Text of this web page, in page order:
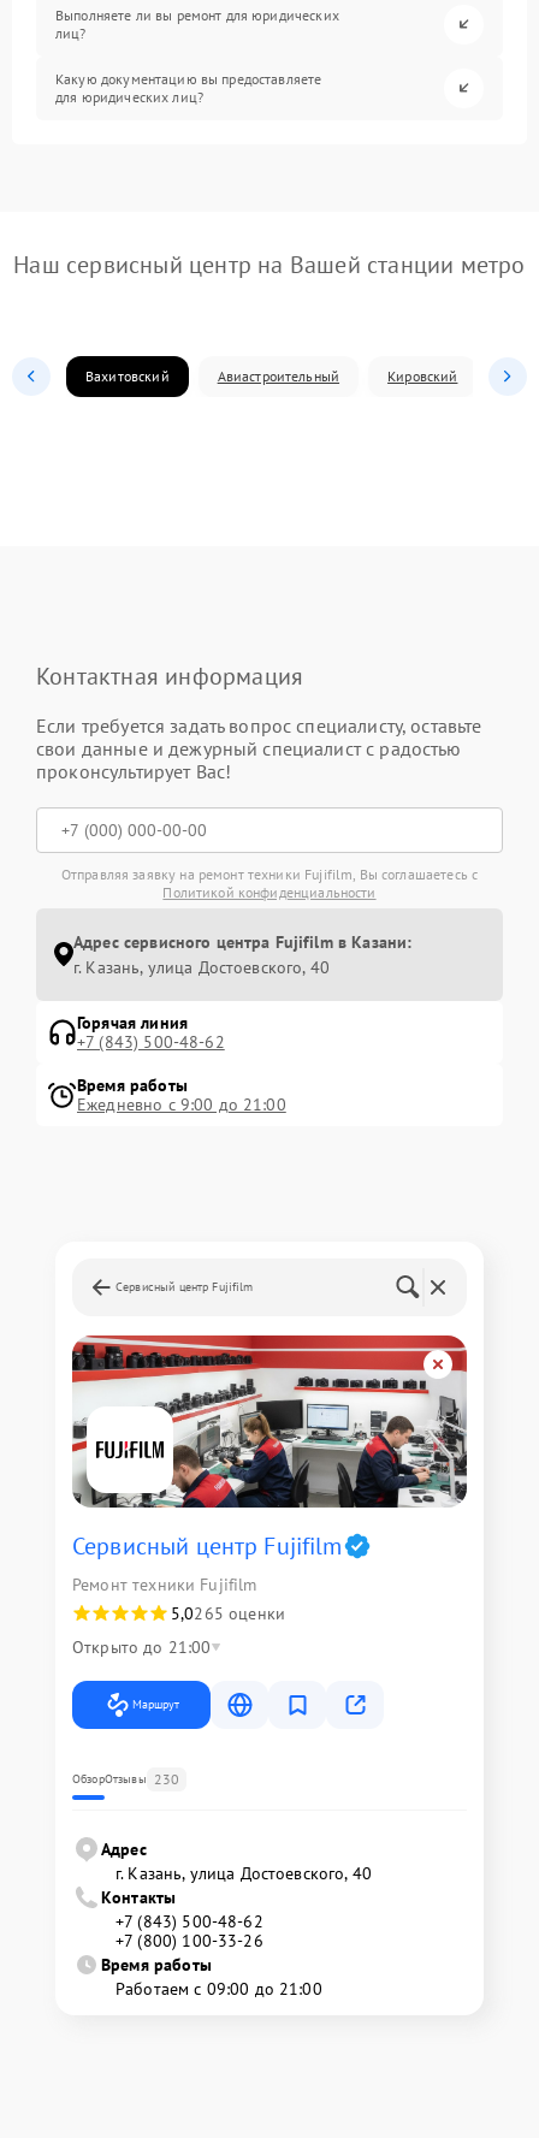
Выполняете ли вы ремонт для юридических
лиц?
Какую документацию вы предоставляете
для юридических лиц?
Наш сервисный центр на Вашей станции метро
Вахитовский Авиастроительный Кировский
Контактная информация
Если требуется задать вопрос специалисту, оставьте
свои данные и дежурный специалист с радостью
проконсультирует Вас!
Отправляя заявку на ремонт техники Fujifilm, Вы соглашаетесь с
Политикой конфиденциальности
Адрес сервисного центра Fujifilm в Казани:
г. Казань, улица Достоевского, 40
Горячая линия
+7 (843) 500-48-62
Время работы
Ежедневно с 9:00 до 21:00
Сервисный центр Fujifilm
Сервисный центр Fujifilm
Ремонт техники Fujifilm
5,0265 оценки
Открыто до 21:00
Маршрут
ОбзорОтзывы 230
Адрес
г. Казань, улица Достоевского, 40
Контакты
+7 (843) 500-48-62
+7 (800) 100-33-26
Время работы
Работаем с 09:00 до 21:00